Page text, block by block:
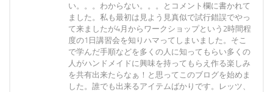
い。。。わからない。。。とコメント欄に書かれて
ました。私も最初は見よう見真似で試行錯誤でやっ
て来ましたが4月からワークショップという2時間程
度の1日講習会を知りハマってしまいました。そこ
で学んだ手順などを多くの人に知ってもらい多くの
人がハンドメイドに興味を持ってもらえ作る楽しみ
を共有出来たらなぁ！と思ってこのブログを始めま
した。誰でも出来るアイテムばかりです。レッツ、